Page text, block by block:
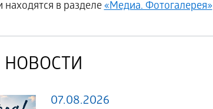
в разделе«Медиа. Фотогалерея»
НОВОСТИ
07.08.2026